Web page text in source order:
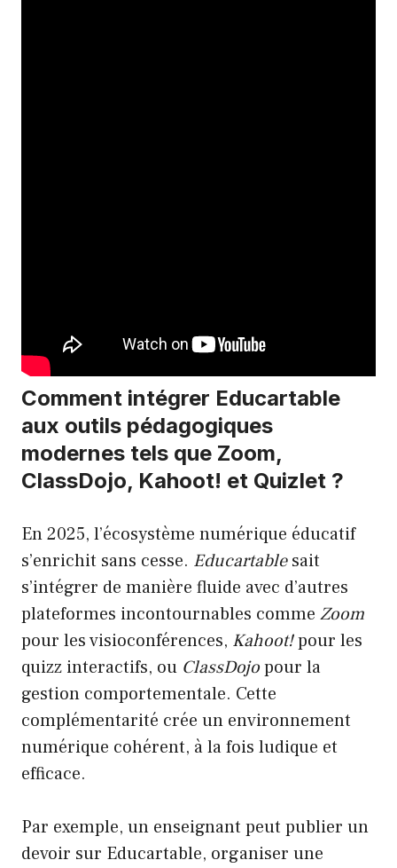
Comment intégrer Educartable
aux outils pédagogiques
modernes tels que Zoom,
ClassDojo, Kahoot! et Quizlet ?
En 2025, l’écosystème numérique éducatif
s’enrichit sans cesse. Educartablesait
s’intégrer de manière fluide avec d’autres
plateformes incontournables comme Zoom
pour les visioconférences, Kahoot!pour les
quizz interactifs, ou ClassDojopour la
gestion comportementale. Cette
complémentarité crée un environnement
numérique cohérent, à la fois ludique et
efficace.
Par exemple, un enseignant peut publier un
devoir sur Educartable, organiser une